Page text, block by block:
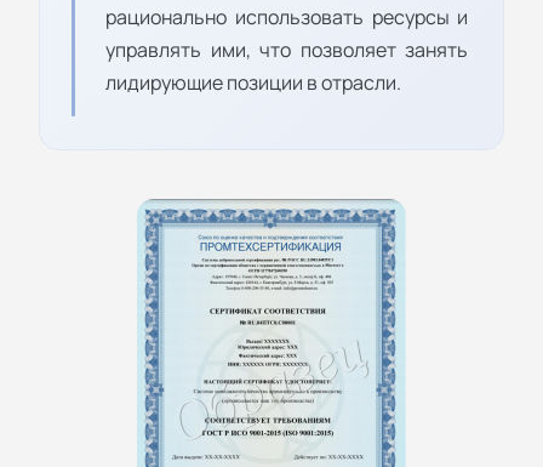
рационально использовать ресурсы и
управлять ими, что позволяет занять
лидирующие позиции в отрасли.